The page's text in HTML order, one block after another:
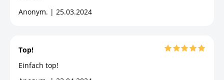
Anonym. | 25.03.2024
Top!
Einfach top!